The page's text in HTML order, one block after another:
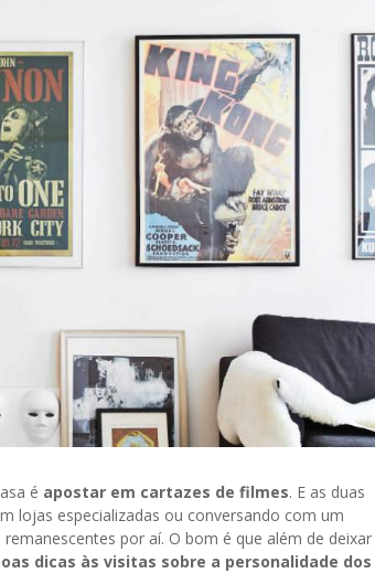
é apostar em cartazes de filmes. E as duas
lojas especializadas ou conversando com um
por aí. O bom é que além de deixar
dicas às visitas sobre a personalidade dos